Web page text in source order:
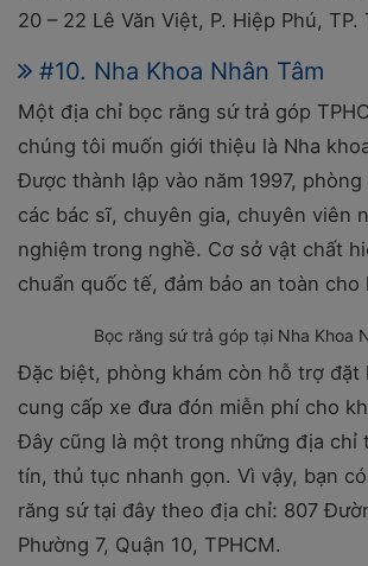
20 – 22 Lê Văn Việt, P. Hiệp Phú, TP.
#10. Nha Khoa Nhân Tâm
Một địa chỉ bọc răng sứ trả góp
chúng tôi muốn giới thiệu là Nha
Được thành lập vào năm 1997, phòng
các bác sĩ, chuyên gia, chuyên viên
nghiệm trong nghề. Cơ sở vật chất
chuẩn quốc tế, đảm bảo an toàn cho
Bọc răng sứ trả góp tại Nha Khoa
Đặc biệt, phòng khám còn hỗ trợ đặt
cung cấp xe đưa đón miễn phí cho
Đây cũng là một trong những địa chỉ
tín, thủ tục nhanh gọn. Vì vậy, bạn
răng sứ tại đây theo địa chỉ: 807
Phường 7, Quận 10, TPHCM.